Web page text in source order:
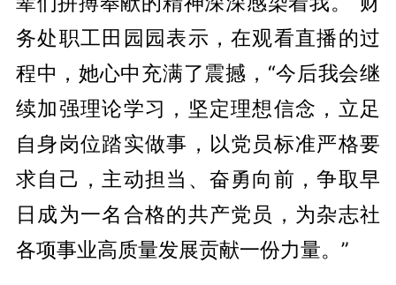
务处职工田园园表示，在观看直播的过
程中，她心中充满了震撼，“今后我会继
续加强理论学习，坚定理想信念，立足
自身岗位踏实做事，以党员标准严格要
求自己，主动担当、奋勇向前，争取早
日成为一名合格的共产党员，为杂志社
各项事业高质量发展贡献一份力量。”